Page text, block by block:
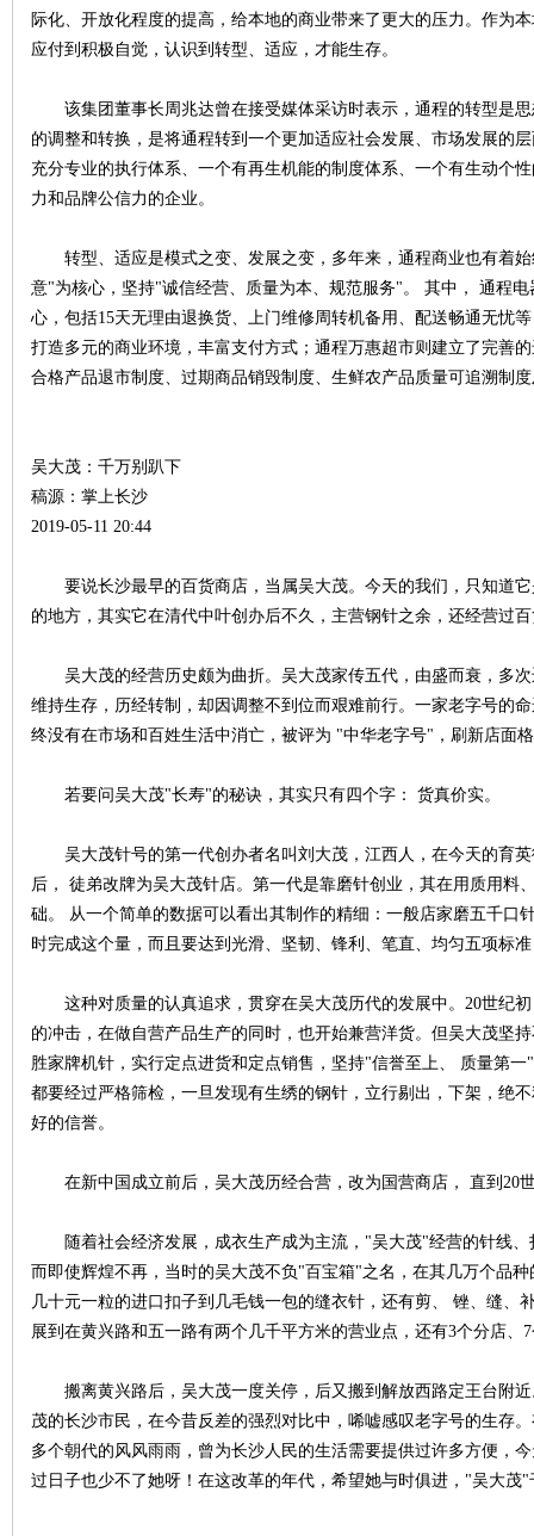
际化、开放化程度的提高，给本地的商业带来了更大的压力。作为
应付到积极自觉，认识到转型、适应，才能生存。
该集团董事长周兆达曾在接受媒体采访时表示，通程的转型是思
的调整和转换，是将通程转到一个更加适应社会发展、市场发展的
充分专业的执行体系、一个有再生机能的制度体系、一个有生动个
力和品牌公信力的企业。
转型、适应是模式之变、发展之变，多年来，通程商业也有着始
意"为核心，坚持"诚信经营、质量为本、规范服务"。 其中， 通程
心，包括15天无理由退换货、上门维修周转机备用、配送畅通无忧
打造多元的商业环境，丰富支付方式；通程万惠超市则建立了完善
合格产品退市制度、过期商品销毁制度、生鲜农产品质量可追溯制
吴大茂：千万别趴下
稿源：掌上长沙
2019-05-11 20:44
要说长沙最早的百货商店，当属吴大茂。今天的我们，只知道它
的地方，其实它在清代中叶创办后不久，主营钢针之余，还经营过
吴大茂的经营历史颇为曲折。吴大茂家传五代，由盛而衰，多次
维持生存，历经转制，却因调整不到位而艰难前行。一家老字号的
终没有在市场和百姓生活中消亡，被评为 "中华老字号"，刷新店面
若要问吴大茂"长寿"的秘诀，其实只有四个字： 货真价实。
吴大茂针号的第一代创办者名叫刘大茂，江西人，在今天的育英
后， 徒弟改牌为吴大茂针店。第一代是靠磨针创业，其在用质用料
础。 从一个简单的数据可以看出其制作的精细：一般店家磨五千口
时完成这个量，而且要达到光滑、坚韧、锋利、笔直、均匀五项标
这种对质量的认真追求，贯穿在吴大茂历代的发展中。20世纪初
的冲击，在做自营产品生产的同时，也开始兼营洋货。但吴大茂坚
胜家牌机针，实行定点进货和定点销售，坚持"信誉至上、 质量第
都要经过严格筛检，一旦发现有生绣的钢针，立行剔出，下架，绝
好的信誉。
在新中国成立前后，吴大茂历经合营，改为国营商店， 直到20
随着社会经济发展，成衣生产成为主流，"吴大茂"经营的针线、
而即使辉煌不再，当时的吴大茂不负"百宝箱"之名，在其几万个品
几十元一粒的进口扣子到几毛钱一包的缝衣针，还有剪、 锉、缝、
展到在黄兴路和五一路有两个几千平方米的营业点，还有3个分店、
搬离黄兴路后，吴大茂一度关停，后又搬到解放西路定王台附近
茂的长沙市民，在今昔反差的强烈对比中，唏嘘感叹老字号的生存
多个朝代的风风雨雨，曾为长沙人民的生活需要提供过许多方便，
过日子也少不了她呀！在这改革的年代，希望她与时俱进，"吴大茂